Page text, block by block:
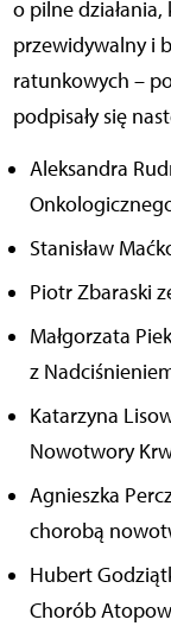
o pilne
przewidywalny i
ratunkowych –
podpisały się
Aleksandra
Stanisław
Piotr Zbaraski
Małgorzata
z
Katarzyna
Nowotwory
Agnieszka
chorobą
Hubert
Chorób